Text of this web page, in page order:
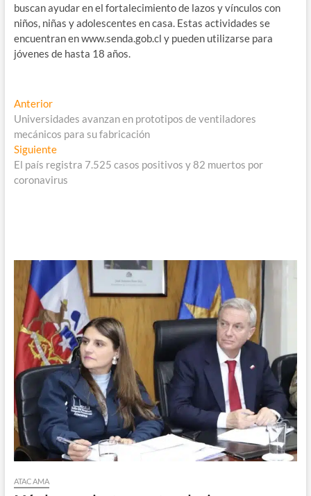
buscan ayudar en el fortalecimiento de lazos y vínculos con
niños, niñas y adolescentes en casa. Estas actividades se
encuentran en www.senda.gob.cl y pueden utilizarse para
jóvenes de hasta 18 años.
Navegación
de
entradas
AnteriorEntrada
anterior:
Universidades avanzan en prototipos de ventiladores
mecánicos para su fabricación
SiguienteEntrada
siguiente:
El país registra 7.525 casos positivos y 82 muertos por
coronavirus
ATACAMA